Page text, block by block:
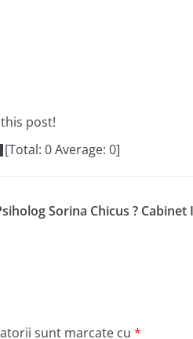
post!
[Total: 0Average: 0]
Sorina Chicus ?
sunt marcate cu *